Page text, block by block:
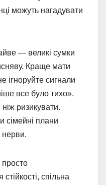
можуть нагадувати
— великі сумки
Краще мати
ігноруйте сигнали
все було тихо».
ризикувати.
сімейні плани
нерви.
просто
спільна